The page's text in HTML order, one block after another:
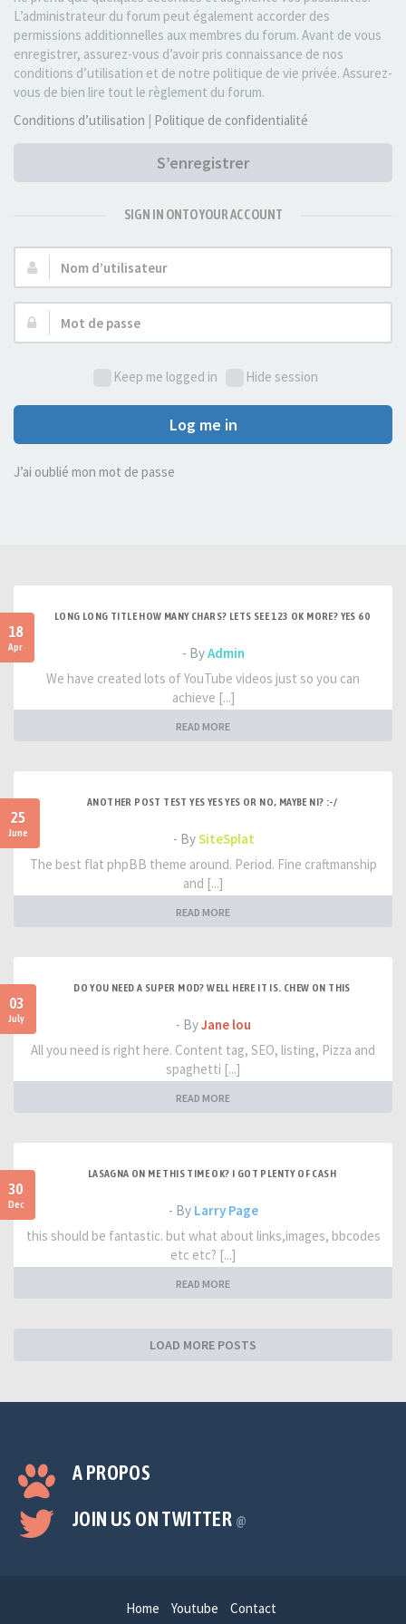
L’administrateur du forum peut également accorder des
permissions additionnelles aux membres du forum. Avant de vous
enregistrer, assurez-vous d’avoir pris connaissance de nos
conditions d’utilisation et de notre politique de vie privée. Assurez-
vous de bien lire tout le règlement du forum.
Conditions d’utilisation | Politique de confidentialité
S’enregistrer
SIGN IN ONTO YOUR ACCOUNT
Nom
d’utilisateur :
Mot
de
Keep me logged in
Hide session
Log me in
J’ai oublié mon mot de passe
18
Apr
LONG LONG TITLE HOW MANY CHARS? LETS SEE 123 OK MORE? YES 60
- ByAdmin
We have created lots of YouTube videos just so you can
achieve [...]
READ MORE
25
June
ANOTHER POST TEST YES YES YES OR NO, MAYBE NI? :-/
- BySiteSplat
The best flat phpBB theme around. Period. Fine craftmanship
and [...]
READ MORE
03
July
DO YOU NEED A SUPER MOD? WELL HERE IT IS. CHEW ON THIS
- ByJane lou
All you need is right here. Content tag, SEO, listing, Pizza and
spaghetti [...]
READ MORE
30
Dec
LASAGNA ON ME THIS TIME OK? I GOT PLENTY OF CASH
- By Larry Page
this should be fantastic. but what about links,images, bbcodes
etc etc? [...]
READ MORE
LOAD MORE POSTS
A PROPOS
JOIN US ON TWITTER @
Home Youtube Contact